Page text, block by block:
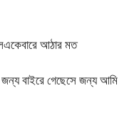
আঠার মত
জন্য বাইরে গেছেসে জন্য আমি